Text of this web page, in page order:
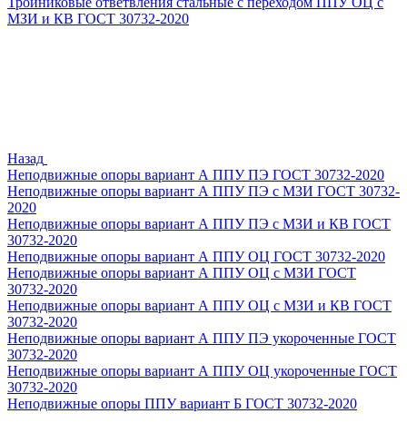
МЗИ и КВ ГОСТ 30732-2020
Назад
Неподвижные опоры вариант А ППУ ПЭ ГОСТ 30732-2020
Неподвижные опоры вариант А ППУ ПЭ с МЗИ ГОСТ 30732-
2020
Неподвижные опоры вариант А ППУ ПЭ с МЗИ и КВ ГОСТ
30732-2020
Неподвижные опоры вариант А ППУ ОЦ ГОСТ 30732-2020
Неподвижные опоры вариант А ППУ ОЦ с МЗИ ГОСТ
30732-2020
Неподвижные опоры вариант А ППУ ОЦ с МЗИ и КВ ГОСТ
30732-2020
Неподвижные опоры вариант А ППУ ПЭ укороченные ГОСТ
30732-2020
Неподвижные опоры вариант А ППУ ОЦ укороченные ГОСТ
30732-2020
Неподвижные опоры ППУ вариант Б ГОСТ 30732-2020